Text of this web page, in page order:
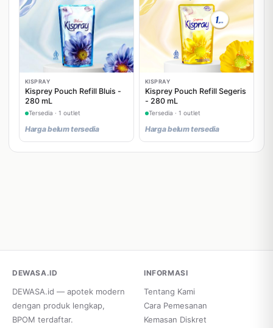
KISPRAY
Kisprey Pouch Refill Bluis -
280 mL
Tersedia · 1 outlet
Harga belum tersedia
KISPRAY
Kisprey Pouch Refill Segeris
- 280 mL
Tersedia · 1 outlet
Harga belum tersedia
DEWASA.ID
DEWASA.id — apotek modern
dengan produk lengkap,
BPOM terdaftar.
INFORMASI
Tentang Kami
Cara Pemesanan
Kemasan Diskret